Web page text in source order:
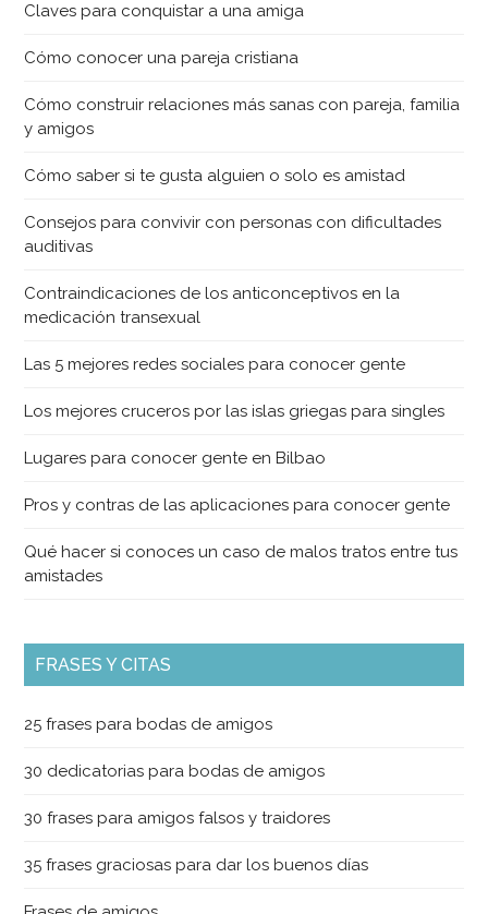
Claves para conquistar a una amiga
Cómo conocer una pareja cristiana
Cómo construir relaciones más sanas con pareja, familia
y amigos
Cómo saber si te gusta alguien o solo es amistad
Consejos para convivir con personas con dificultades
auditivas
Contraindicaciones de los anticonceptivos en la
medicación transexual
Las 5 mejores redes sociales para conocer gente
Los mejores cruceros por las islas griegas para singles
Lugares para conocer gente en Bilbao
Pros y contras de las aplicaciones para conocer gente
Qué hacer si conoces un caso de malos tratos entre tus
amistades
FRASES Y CITAS
25 frases para bodas de amigos
30 dedicatorias para bodas de amigos
30 frases para amigos falsos y traidores
35 frases graciosas para dar los buenos días